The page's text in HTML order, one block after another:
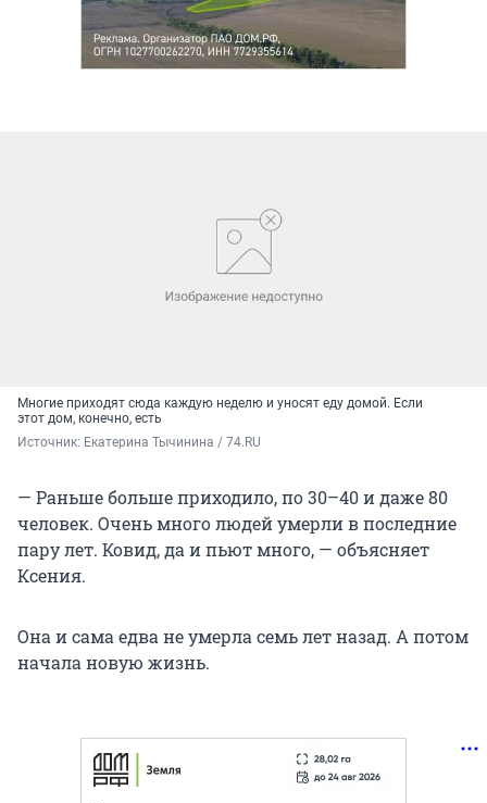
Многие приходят сюда каждую неделю и уносят еду домой. Если
этот дом, конечно, есть
Источник: Екатерина Тычинина / 74.RU
— Раньше больше приходило, по 30–40 и даже 80
человек. Очень много людей умерли в последние
пару лет. Ковид, да и пьют много, — объясняет
Ксения.
Она и сама едва не умерла семь лет назад. А потом
начала новую жизнь.